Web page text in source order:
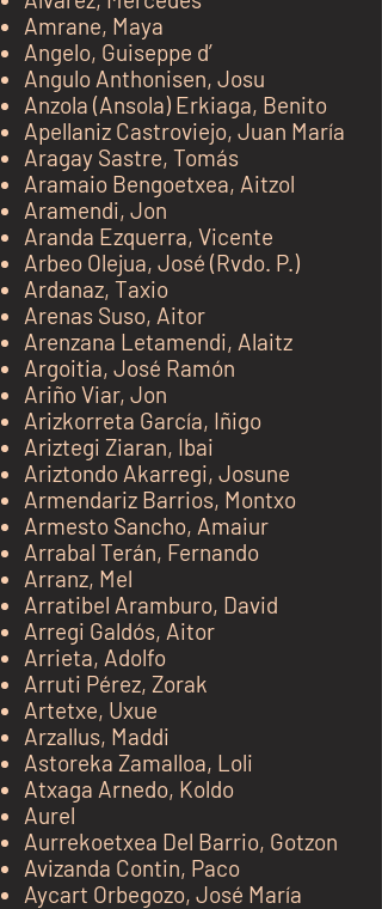
Amrane, Maya
Angelo, Guiseppe d’
Angulo Anthonisen, Josu
Anzola (Ansola) Erkiaga, Benito
Apellaniz Castroviejo, Juan María
Aragay Sastre, Tomás
Aramaio Bengoetxea, Aitzol
Aramendi, Jon
Aranda Ezquerra, Vicente
Arbeo Olejua, José (Rvdo. P.)
Ardanaz, Taxio
Arenas Suso, Aitor
Arenzana Letamendi, Alaitz
Argoitia, José Ramón
Ariño Viar, Jon
Arizkorreta García, Iñigo
Ariztegi Ziaran, Ibai
Ariztondo Akarregi, Josune
Armendariz Barrios, Montxo
Armesto Sancho, Amaiur
Arrabal Terán, Fernando
Arranz, Mel
Arratibel Aramburo, David
Arregi Galdós, Aitor
Arrieta, Adolfo
Arruti Pérez, Zorak
Artetxe, Uxue
Arzallus, Maddi
Astoreka Zamalloa, Loli
Atxaga Arnedo, Koldo
Aurel
Aurrekoetxea Del Barrio, Gotzon
Avizanda Contin, Paco
Aycart Orbegozo, José María